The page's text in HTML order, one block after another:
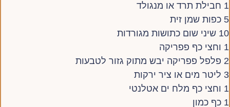
1 חבילת תרד או מנגולד
5 כפות שמן זית
10 שיני שום כתושות מגורדות
1 וחצי כף פפריקה
2 פלפל פפריקה יבש מתוק גזור לטבעות
3 ליטר מים או ציר ירקות
1 וחצי כף מלח ים אטלנטי
1 כף כמון